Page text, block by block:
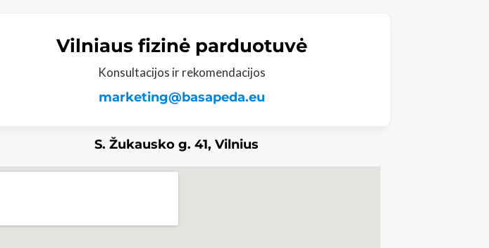
Vilniaus fizinė parduotuvė
Konsultacijos ir rekomendacijos
marketing@basapeda.eu
S. Žukausko g. 41, Vilnius